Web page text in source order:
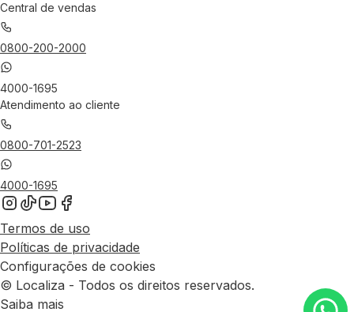
Central de vendas
0800-200-2000
4000-1695
Atendimento ao cliente
0800-701-2523
4000-1695
Termos de uso
Políticas de privacidade
Configurações de cookies
© Localiza - Todos os direitos reservados.
Saiba mais